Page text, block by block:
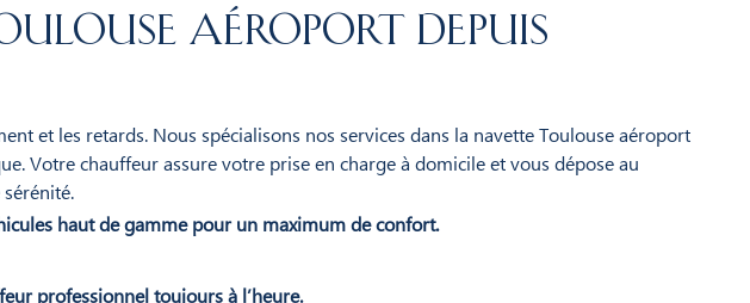
aéroport depuis
et les retards. Nous spécialisons nos services dans la navette Toulouse aéroport
Votre chauffeur assure votre prise en charge à domicile et vous dépose au
haut de gamme pour un maximum de confort.
professionnel toujours à l’heure.